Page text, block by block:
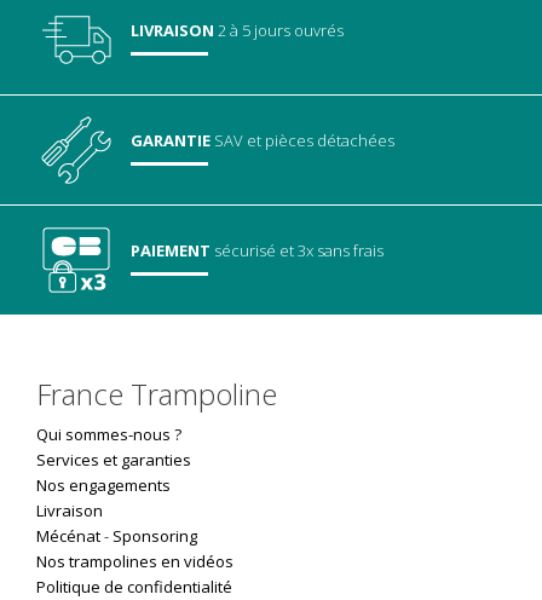
LIVRAISON 2 à 5 jours ouvrés
GARANTIE SAV et pièces détachées
PAIEMENT sécurisé et 3x sans frais
France Trampoline
Qui sommes-nous ?
Services et garanties
Nos engagements
Livraison
Mécénat- Sponsoring
Nos trampolines en vidéos
Politique de confidentialité